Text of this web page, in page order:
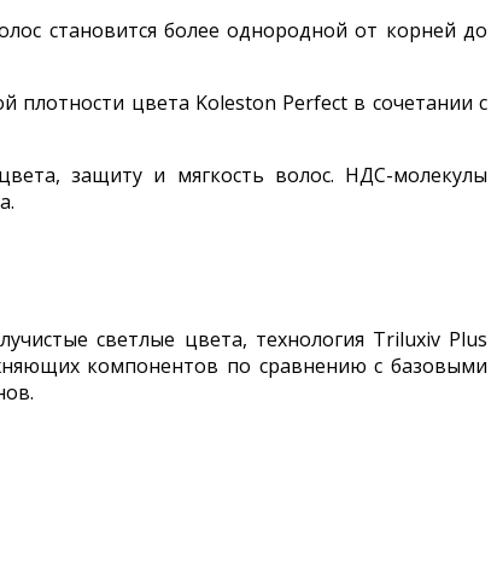
становится более однородной от корней до
плотности цвета Koleston Perfect в сочетании с
защиту и мягкость волос. НДС-молекулы
светлые цвета, технология Triluxiv Plus
компонентов по сравнению с базовыми